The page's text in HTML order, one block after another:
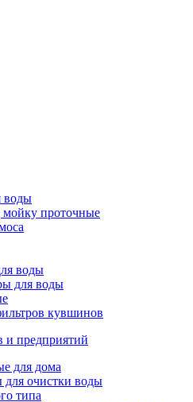
воды
проточные
воды
для воды
кувшинов
и предприятий
для дома
очистки воды
типа